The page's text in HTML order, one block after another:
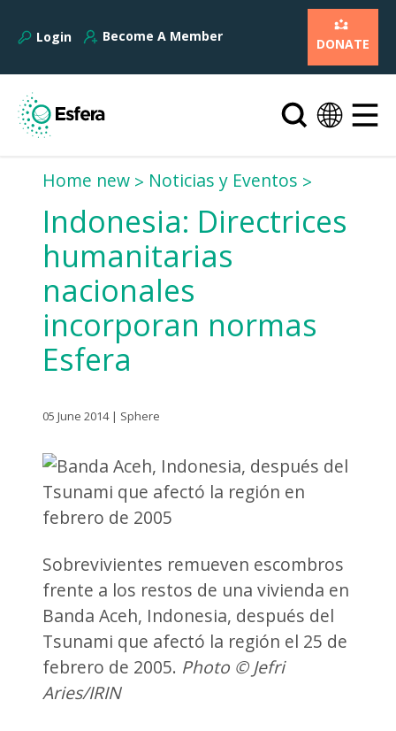
Login Become A Member DONATE
Home new Noticias y Eventos
Indonesia: Directrices
humanitarias
nacionales
incorporan normas
Esfera
05 June 2014 | Sphere
Sobrevivientes remueven escombros
frente a los restos de una vivienda en
Banda Aceh, Indonesia, después del
Tsunami que afectó la región el 25 de
febrero de 2005. Photo © Jefri
Aries/IRIN